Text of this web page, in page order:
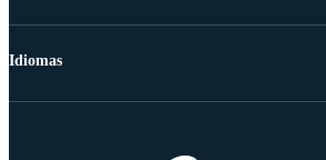
Idiomas